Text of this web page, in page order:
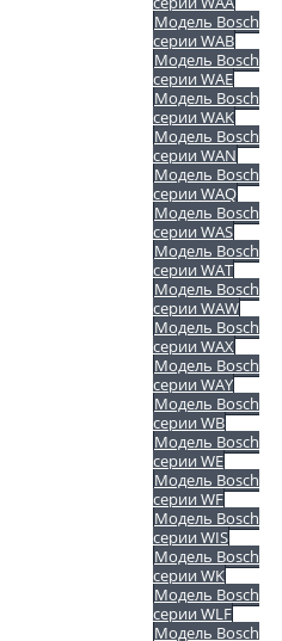
Модель Bosch
серии WAB
Модель Bosch
серии WAE
Модель Bosch
серии WAK
Модель Bosch
серии WAN
Модель Bosch
серии WAQ
Модель Bosch
серии WAS
Модель Bosch
серии WAT
Модель Bosch
серии WAW
Модель Bosch
серии WAX
Модель Bosch
серии WAY
Модель Bosch
серии WB
Модель Bosch
серии WE
Модель Bosch
серии WF
Модель Bosch
серии WIS
Модель Bosch
серии WK
Модель Bosch
серии WLF
Модель Bosch